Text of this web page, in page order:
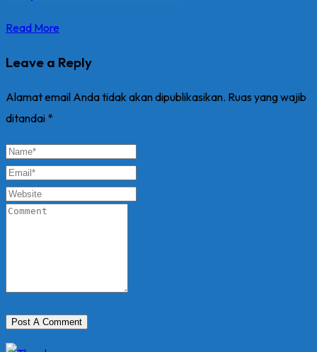
Read More
Leave a Reply
Alamat email Anda tidak akan dipublikasikan. Ruas yang wajib
ditandai *